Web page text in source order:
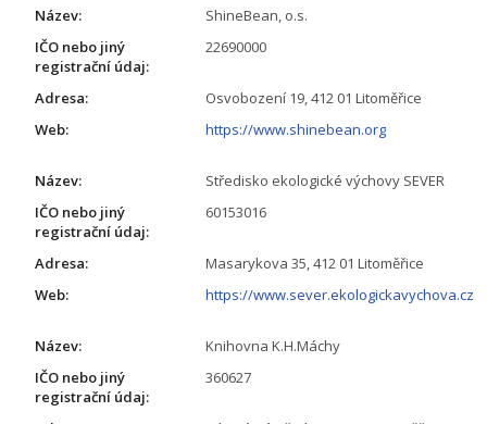
Název:
ShineBean, o.s.
IČO nebo jiný
registrační údaj:
22690000
Adresa:
Osvobození 19, 412 01 Litoměřice
Web:
https://www.shinebean.org
Název:
Středisko ekologické výchovy SEVER
IČO nebo jiný
registrační údaj:
60153016
Adresa:
Masarykova 35, 412 01 Litoměřice
Web:
https://www.sever.ekologickavychova.cz
Název:
Knihovna K.H.Máchy
IČO nebo jiný
registrační údaj:
360627